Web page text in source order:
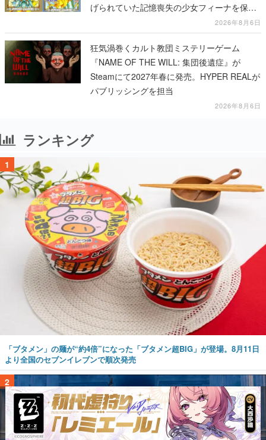
げられていた記憶喪失の少女フィーナを保護
2026年8月6日
狂気渦巻くカルト教団ミステリーゲーム
『NAME OF THE WILL: 集団後遺症』が
Steamにて2027年春に発売。HYPER REALが
パブリッシングを担当
2026年8月6日
ランキング
1
「ブタメン」の麺が“約4倍”になった「ブタメン超BIG」が登場。8月11日
より全国のセブンイレブンで順次発売
2